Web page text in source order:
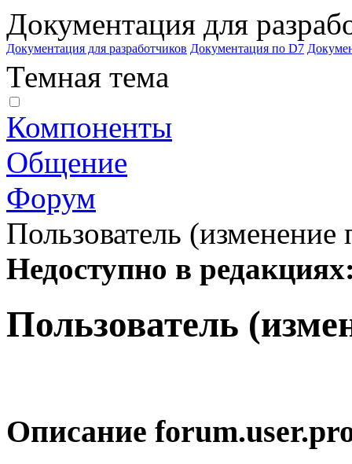
Документация для
Документация для разработчиков Документация по D7
Темная тема
Компоненты
Общение
Форум
Пользователь
Недоступно в
Пользователь
Описание